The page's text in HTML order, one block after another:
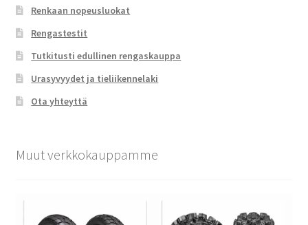
Renkaan nopeusluokat
Rengastestit
Tutkitusti edullinen rengaskauppa
Urasyvyydet ja tieliikennelaki
Ota yhteyttä
Muut verkkokauppamme